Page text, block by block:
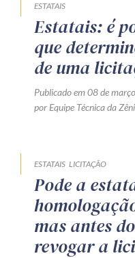
ESTATAIS
Estatais: é
que
de uma
Publicado em 08 de
por Equipe Técnica da
ESTATAIS LICITAÇÃO
Pode a
mas antes
revogar a